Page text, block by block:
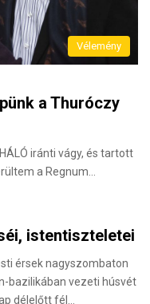
Vélemény
a Thuróczy
iránti vágy, és tartott
a Regnum…
istentiszteletei
érsek nagyszombaton
bazilikában vezeti húsvét
délelőtt fél…